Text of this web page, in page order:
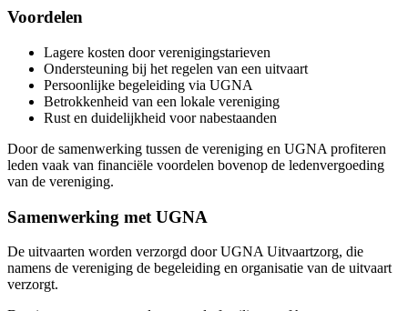
Voordelen
Lagere kosten door verenigingstarieven
Ondersteuning bij het regelen van een uitvaart
Persoonlijke begeleiding via UGNA
Betrokkenheid van een lokale vereniging
Rust en duidelijkheid voor nabestaanden
Door de samenwerking tussen de vereniging en UGNA profiteren
leden vaak van financiële voordelen bovenop de ledenvergoeding
van de vereniging.
Samenwerking met UGNA
De uitvaarten worden verzorgd door UGNA Uitvaartzorg, die
namens de vereniging de begeleiding en organisatie van de uitvaart
verzorgt.